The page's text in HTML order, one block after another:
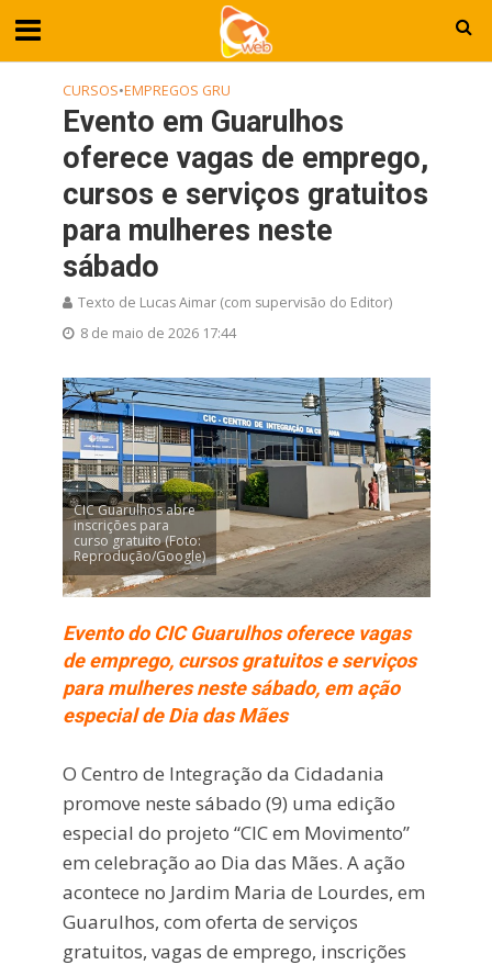
CURSOS•EMPREGOS GRU
Evento em Guarulhos
oferece vagas de emprego,
cursos e serviços gratuitos
para mulheres neste
sábado
Texto de Lucas Aimar (com supervisão do Editor)
8 de maio de 2026 17:44
CIC Guarulhos abre
inscrições para
curso gratuito (Foto:
Reprodução/Google)
Evento do CIC Guarulhos oferece vagas
de emprego, cursos gratuitos e serviços
para mulheres neste sábado, em ação
especial de Dia das Mães
O Centro de Integração da Cidadania
promove neste sábado (9) uma edição
especial do projeto “CIC em Movimento”
em celebração ao Dia das Mães. A ação
acontece no Jardim Maria de Lourdes, em
Guarulhos, com oferta de serviços
gratuitos, vagas de emprego, inscrições